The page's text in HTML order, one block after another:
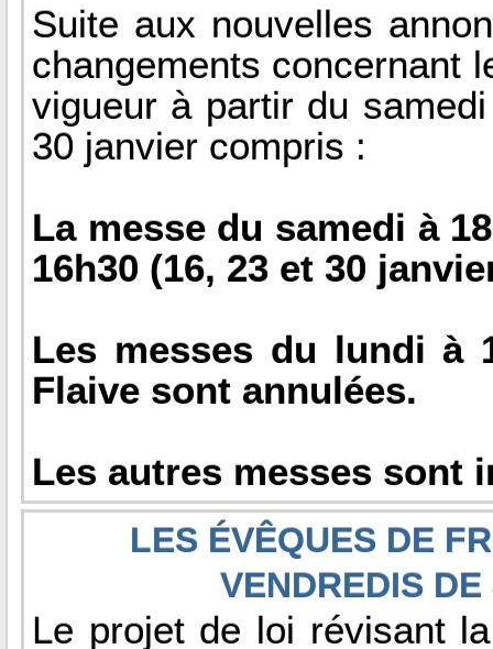
Suite aux nouvelles
changements concernant
vigueur à partir du
30 janvier compris :
La messe du samedi à
16h30 (16, 23 et 30
Les messes du lundi à
Flaive sont annulées.
Les autres messes sont
LES ÉVÊQUES DE
VENDREDIS
Le projet de loi révisant